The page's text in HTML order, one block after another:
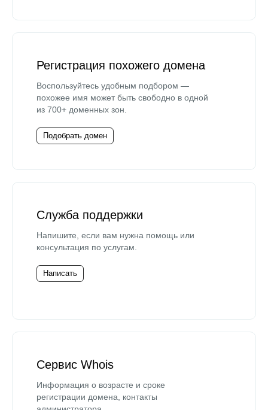
Регистрация похожего домена
Воспользуйтесь удобным подбором —
похожее имя может быть свободно в одной
из 700+ доменных зон.
Подобрать домен
Служба поддержки
Напишите, если вам нужна помощь или
консультация по услугам.
Написать
Сервис Whois
Информация о возрасте и сроке
регистрации домена, контакты